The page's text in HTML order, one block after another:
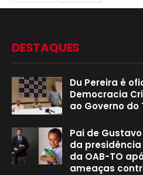
DESTAQUES
Du Pereira é
Democracia
ao Governo do
Pai de
da presidência
da OAB-TO
ameaças